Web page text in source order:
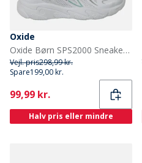
Oxide
Oxide Børn SPS2000 Sneakers Hvid
Vejl. pris298,99 kr.
Spare199,00 kr.
Current
99,99 kr.
Halv pris eller mindre